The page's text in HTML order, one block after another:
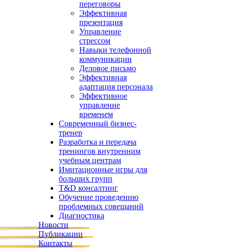
переговоры
Эффективная
презентация
Управление
стрессом
Навыки телефонной
коммуникации
Деловое письмо
Эффективная
адаптация персонала
Эффективное
управление
временем
Современный бизнес-
тренер
Разработка и передача
тренингов внутренним
учебным центрам
Имитационные игры для
больших групп
T&D консалтинг
Обучение проведению
проблемных совещаний
Диагностика
Новости
Публикации
Контакты